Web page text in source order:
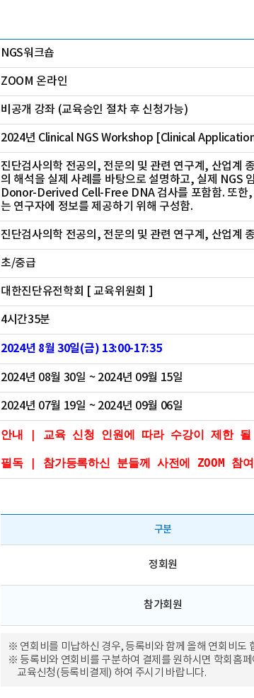
NGS워크숍
ZOOM 온라인
비공개 강좌 (교육승인 절차 후 신청가능)
2024년 Clinical NGS Workshop [Clinical
진단검사의학 전공의, 전문의 및 관련 연구계, 산업계
의 해석을 실제 사례를 바탕으로 설명하고, 실제 NGS
Donor-Derived Cell-Free DNA 검사를 포함함. 또한,
는 연구자에 정보를 제공하기 위해 구성함.
진단검사의학 전공의, 전문의 및 관련 연구계, 산업계
초/중급
대한진단유전학회 [ 교육위원회 ]
4시간35분
2024년 8월 30일(금) 13:00-17:35
2024년 08월 30일 ~ 2024년 09월 15일
2024년 07월 19일 ~ 2024년 09월 06일
안내 | 교육 신청 인원에 따라 수강이 제한
필독 | 참가등록하신 분들께 사전에 ZOOM 참
구분
정회원
참가회원
※ 연회비를 미납하신 경우, 등록비와 함께 올해 연회비도
※ 등록비와 연회비를 구분하여 결제를 원하시면 학회홈
교육신청(등록비결제) 하여 주시기 바랍니다.